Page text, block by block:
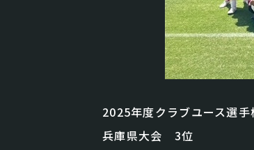
2025年度クラブユース選手
兵庫県大会 3位